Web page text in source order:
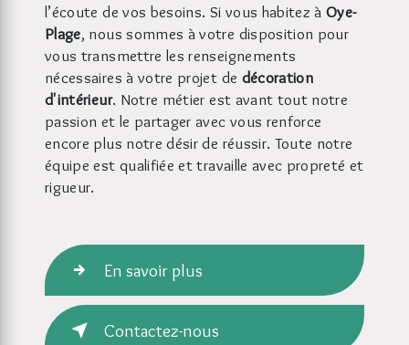
l’écoute de vos besoins. Si vous habitez àOye-
Plage, nous sommes à votre disposition pour
vous transmettre les renseignements
nécessaires à votre projet de décoration
d'intérieur. Notre métier est avant tout notre
passion et le partager avec vous renforce
encore plus notre désir de réussir. Toute notre
équipe est qualifiée et travaille avec propreté et
rigueur.
En savoir plus
Contactez-nous